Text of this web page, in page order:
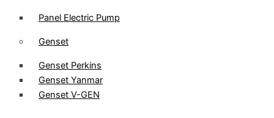
Panel Electric Pump
Genset
Genset Perkins
Genset Yanmar
Genset V-GEN